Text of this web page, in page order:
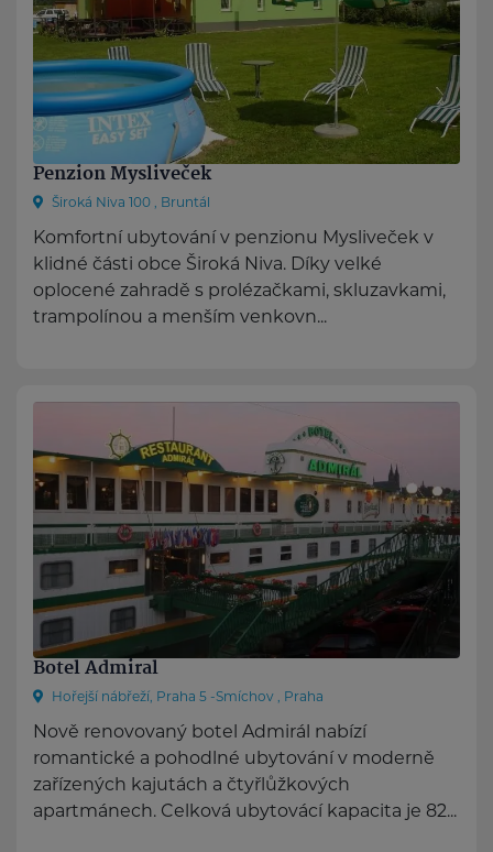
Penzion Mysliveček
Široká Niva 100 , Bruntál
Komfortní ubytování v penzionu Mysliveček v
klidné části obce Široká Niva. Díky velké
oplocené zahradě s prolézačkami, skluzavkami,
trampolínou a menším venkovn...
Botel Admiral
Hořejší nábřeží, Praha 5 -Smíchov , Praha
Nově renovovaný botel Admirál nabízí
romantické a pohodlné ubytování v moderně
zařízených kajutách a čtyřlůžkových
apartmánech. Celková ubytovácí kapacita je 82...